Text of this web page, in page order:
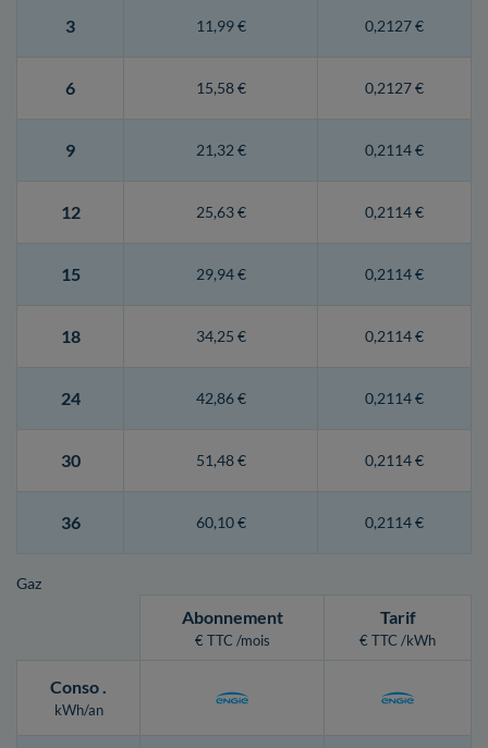
3 11,99 € 0,2127 €
6 15,58 € 0,2127 €
9 21,32 € 0,2114 €
12 25,63 € 0,2114 €
15 29,94 € 0,2114 €
18 34,25 € 0,2114 €
24 42,86 € 0,2114 €
30 51,48 € 0,2114 €
36 60,10 € 0,2114 €
Gaz
Abonnement
€ TTC /mois
Tarif
€ TTC /kWh
Conso.
kWh/an